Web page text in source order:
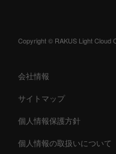
Copyright © RAKUS Light Cloud
会社情報
サイトマップ
個人情報保護方針
個人情報の取扱いについて